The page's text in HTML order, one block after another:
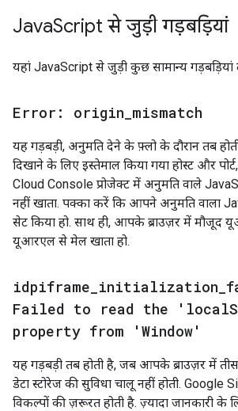
JavaScript से जुड़ी गड़बड़ियां
यहां JavaScript से जुड़ी कुछ सामान्य गड़बड़ियां
Error: origin mismatch
यह गड़बड़ी, अनुमति देने के फ़्लो के दौरान तब
दिखाने के लिए इस्तेमाल किया गया होस्ट और
Cloud Console प्रोजेक्ट में अनुमति वाले
नहीं खाता. पक्का करें कि आपने अनुमति वाला
सेट किया हो. साथ ही, आपके ब्राउज़र में मौजूद
यूआरएल से मेल खाता हो.
idpiframe initialization
Failed to read the 'local
property from 'Window'
यह गड़बड़ी तब होती है, जब आपके ब्राउज़र में
डेटा स्टोरेज की सुविधा चालू नहीं होती. Google
विकल्पों की ज़रूरत होती है. ज़्यादा जानकारी के